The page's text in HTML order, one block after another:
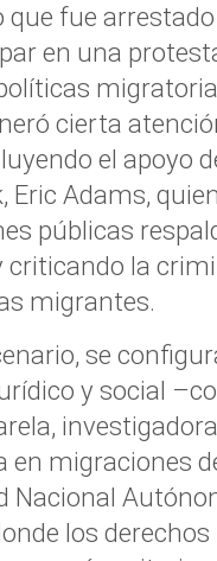
que fue
en una
cierta
el apoyo
Eric Adams,
públicas
criticando la
migrantes.
se
y social
en migraciones
Nacional
los